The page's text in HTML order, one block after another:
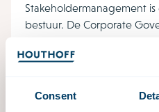
Consent
Stakeholdermanagement
bestuur. De Corporate
duurzame en